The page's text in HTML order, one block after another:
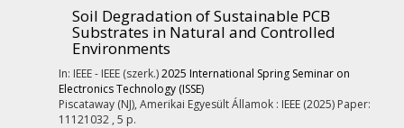
Soil Degradation of Sustainable PCB
Substrates in Natural and Controlled
Environments
In: IEEE - IEEE (szerk.)2025 International Spring Seminar on
Electronics Technology (ISSE)
Piscataway (NJ), Amerikai Egyesült Államok : IEEE (2025) Paper:
11121032 , 5 p.